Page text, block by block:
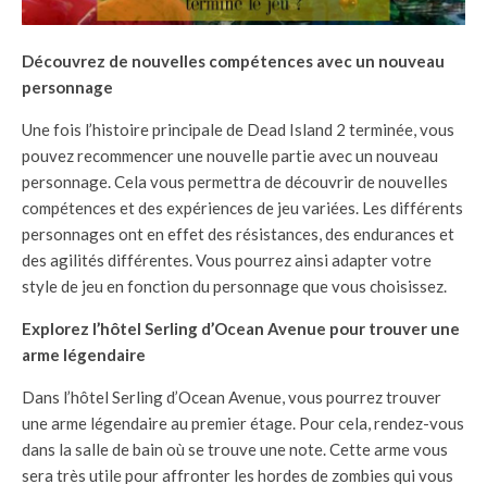
Découvrez de nouvelles compétences avec un nouveau
personnage
Une fois l’histoire principale de Dead Island 2 terminée, vous
pouvez recommencer une nouvelle partie avec un nouveau
personnage. Cela vous permettra de découvrir de nouvelles
compétences et des expériences de jeu variées. Les différents
personnages ont en effet des résistances, des endurances et
des agilités différentes. Vous pourrez ainsi adapter votre
style de jeu en fonction du personnage que vous choisissez.
Explorez l’hôtel Serling d’Ocean Avenue pour trouver une
arme légendaire
Dans l’hôtel Serling d’Ocean Avenue, vous pourrez trouver
une arme légendaire au premier étage. Pour cela, rendez-vous
dans la salle de bain où se trouve une note. Cette arme vous
sera très utile pour affronter les hordes de zombies qui vous